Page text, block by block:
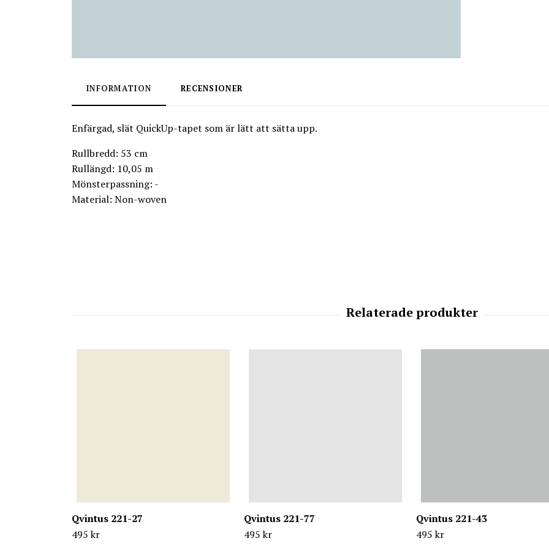
INFORMATION RECENSIONER
Enfärgad, slät QuickUp-tapet som är lätt att sätta upp.
Rullbredd: 53 cm
Rullängd: 10,05 m
Mönsterpassning: -
Material: Non-woven
Qvintus 221-27
495 kr
Qvintus 221-77
495 kr
Qvintus 221-43
495 kr